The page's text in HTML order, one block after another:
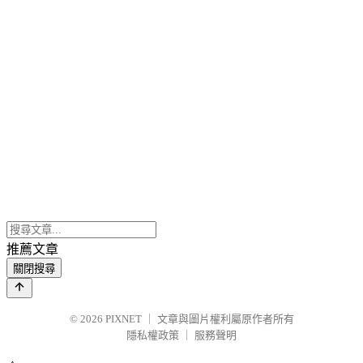
推薦文章
關閉搜尋
© 2026 PIXNET
文章與圖片權利屬原作者所有
隱私權政策
服務聲明